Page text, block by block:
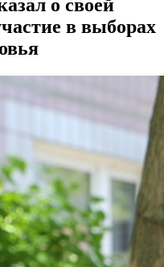
о своей
в выборах